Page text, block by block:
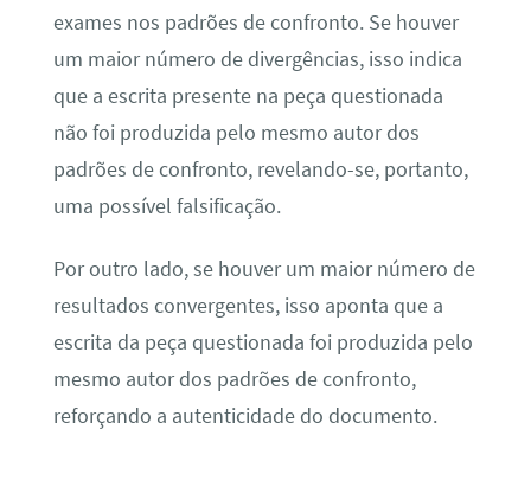
exames nos padrões de confronto. Se houver
um maior número de divergências, isso indica
que a escrita presente na peça questionada
não foi produzida pelo mesmo autor dos
padrões de confronto, revelando-se, portanto,
uma possível falsificação.
Por outro lado, se houver um maior número de
resultados convergentes, isso aponta que a
escrita da peça questionada foi produzida pelo
mesmo autor dos padrões de confronto,
reforçando a autenticidade do documento.